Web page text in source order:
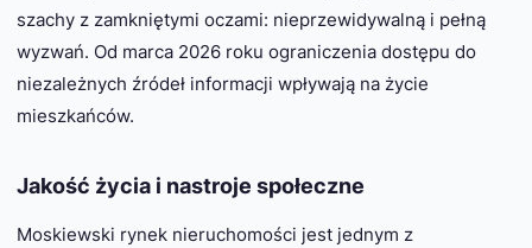
szachy z zamkniętymi oczami: nieprzewidywalną i pełną
wyzwań. Od marca 2026 roku ograniczenia dostępu do
niezależnych źródeł informacji wpływają na życie
mieszkańców.
Jakość życia i nastroje społeczne
Moskiewski rynek nieruchomości jest jednym z